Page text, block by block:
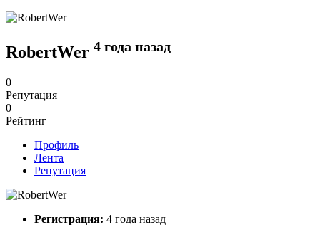
RobertWer 4 года назад
0
Репутация
0
Рейтинг
Профиль
Лента
Репутация
Регистрация: 4 года назад